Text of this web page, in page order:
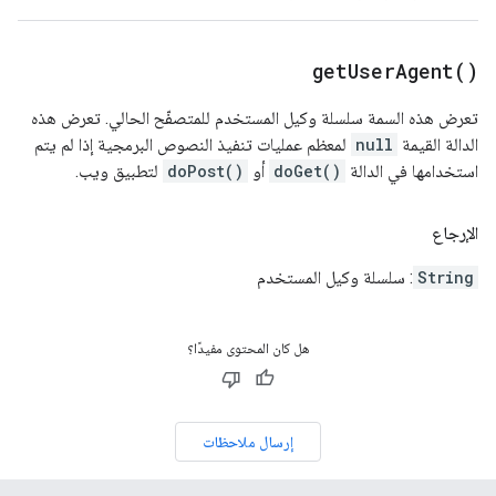
getUserAgent( )
تعرض هذه السمة سلسلة وكيل المستخدم للمتصفّح الحالي. تعرض هذه
الدالة القيمة null لمعظم عمليات تنفيذ النصوص البرمجية إذا لم يتم
استخدامها في الدالة doGet() أو doPost() لتطبيق ويب.
الإرجاع
String : سلسلة وكيل المستخدم
هل كان المحتوى مفيدًا؟
إرسال ملاحظات